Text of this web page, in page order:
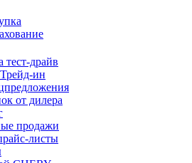
тест-драйв
ин
от дилера
продажи
листы